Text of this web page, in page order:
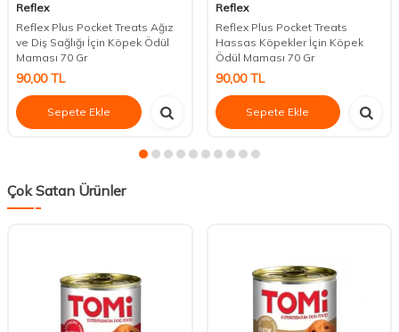
Reflex
Reflex Plus Pocket Treats Ağız
ve Diş Sağlığı İçin Köpek Ödül
Maması 70 Gr
90,00TL
Sepete Ekle
Reflex
Reflex Plus Pocket Treats
Hassas Köpekler İçin Köpek
Ödül Maması 70 Gr
90,00TL
Sepete Ekle
Çok Satan Ürünler